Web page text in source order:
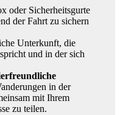
oder Sicherheitsgurte
der Fahrt zu sichern
Unterkunft, die
und in der sich
in der
mit Ihrem
zu teilen.